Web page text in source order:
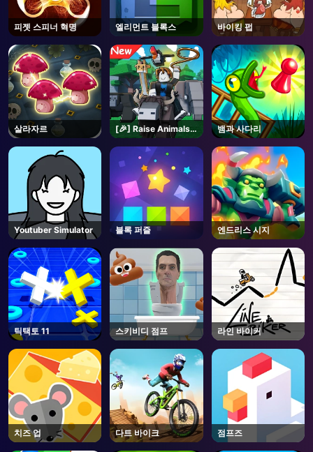
AD
피젯 스피너 혁명 엘리먼트 블록스 바이킹 펍
살라자르
[🎉] Raise Animals -
Roblox
뱀과 사다리
Youtuber Simulator 블록 퍼즐 엔드리스 시지
틱택토 11 스키비디 점프 라인 바이커
치즈 업 다트 바이크 점프즈